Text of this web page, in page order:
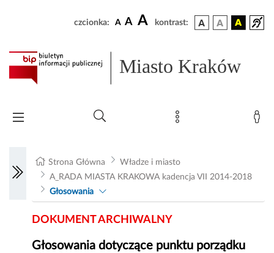
czcionka: A A A kontrast:
Miasto Kraków
Strona Główna
Władze i miasto
A_RADA MIASTA KRAKOWA kadencja VII 2014-2018
Głosowania
DOKUMENT ARCHIWALNY
Głosowania dotyczące punktu porządku